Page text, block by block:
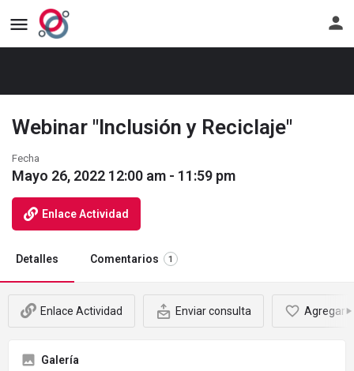
Despliega
para
móviles
Ir
al
Webinar "Inclusión y Reciclaje"
Fecha
Mayo 26, 2022 12:00 am - 11:59 pm
Enlace Actividad
Detalles Comentarios 1
Enlace Actividad Enviar consulta Agregar
Galería